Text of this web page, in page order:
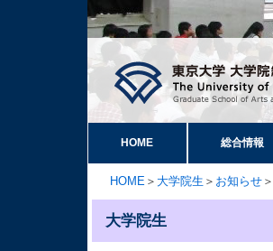
HOME 総合情報
HOME ＞ 大学院生 ＞ お知らせ ＞
大学院生